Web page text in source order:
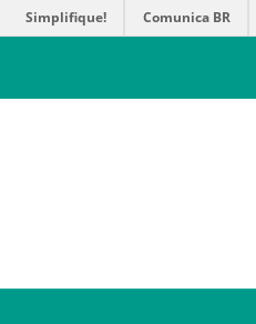
Simplifique! Comunica BR